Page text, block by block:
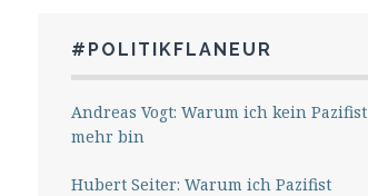
#POLITIKFLANEUR
Andreas Vogt: Warum ich kein Pazifist
mehr bin
Hubert Seiter: Warum ich Pazifist